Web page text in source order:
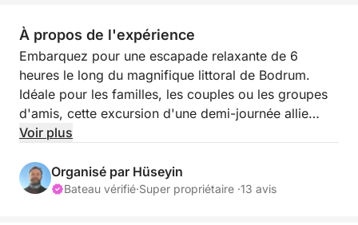
À propos de l'expérience
Embarquez pour une escapade relaxante de 6
heures le long du magnifique littoral de Bodrum.
Idéale pour les familles, les couples ou les groupes
d'amis, cette excursion d'une demi-journée allie
confort, divertissement et paysages inoubliables.
Nous partons de la marina de Bodrum et mettons le
cap sur le paradis.
Voir plus
Organisé par Hüseyin
Bateau vérifié·Super propriétaire ·13 avis